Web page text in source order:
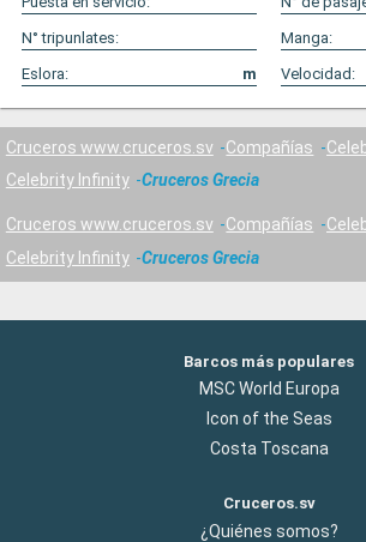
N° tripunlates:
Manga:
Eslora:
m Velocidad:
Cruceros www.cruceros.sv Compañías
Celebrity Infinity
Cruceros Grecia
Cruceros www.cruceros.sv Compañías
Celebrity Infinity
Cruceros Grecia
Barcos más populares
MSC World Europa
Icon of the Seas
Costa Toscana
Cruceros.sv
¿Quiénes somos?